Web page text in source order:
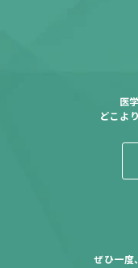
医
どこよ
ぜひ一度